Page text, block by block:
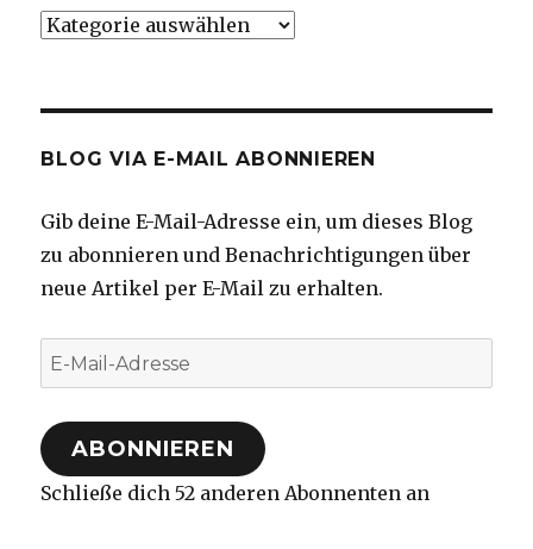
Kategorien
BLOG VIA E-MAIL ABONNIEREN
Gib deine E-Mail-Adresse ein, um dieses Blog
zu abonnieren und Benachrichtigungen über
neue Artikel per E-Mail zu erhalten.
E-
Mail-
Adresse
ABONNIEREN
Schließe dich 52 anderen Abonnenten an